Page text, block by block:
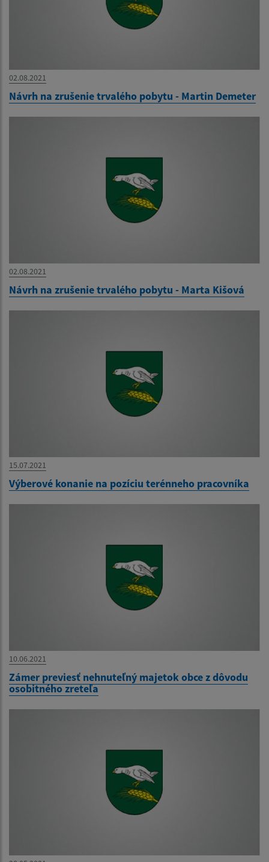
02.08.2021
Návrh na zrušenie trvalého pobytu - Martin Demeter
02.08.2021
Návrh na zrušenie trvalého pobytu - Marta Kišová
15.07.2021
Výberové konanie na pozíciu terénneho pracovníka
10.06.2021
Zámer previesť nehnuteľný majetok obce z dôvodu
osobitného zreteľa